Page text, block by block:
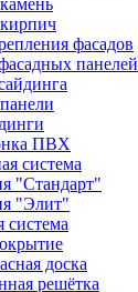
фасадов
панелей
ПВХ
система
"Стандарт"
"Элит"
система
доска
решётка